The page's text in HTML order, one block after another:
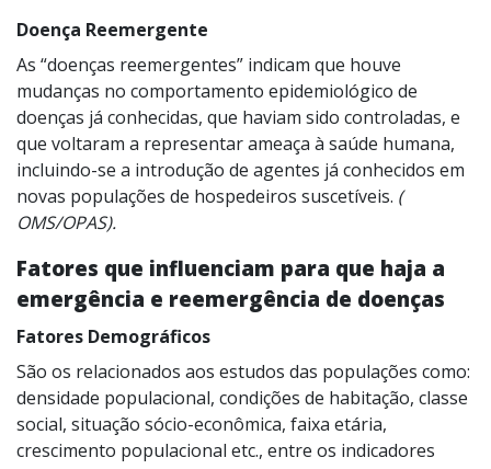
Doença Reemergente
As “doenças reemergentes” indicam que houve
mudanças no comportamento epidemiológico de
doenças já conhecidas, que haviam sido controladas, e
que voltaram a representar ameaça à saúde humana,
incluindo-se a introdução de agentes já conhecidos em
novas populações de hospedeiros suscetíveis. (
OMS/OPAS).
Fatores que influenciam para que haja a
emergência e reemergência de doenças
Fatores Demográficos
São os relacionados aos estudos das populações como:
densidade populacional, condições de habitação, classe
social, situação sócio-econômica, faixa etária,
crescimento populacional etc., entre os indicadores